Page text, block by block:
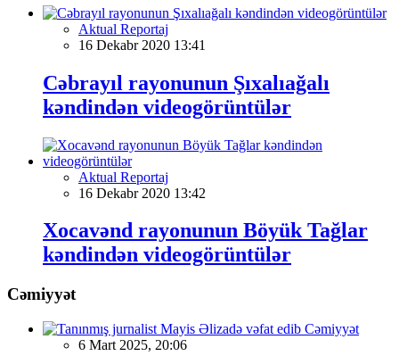
Aktual Reportaj
16 Dekabr 2020 13:41
Cəbrayıl rayonunun Şıxalıağalı
kəndindən videogörüntülər
Aktual Reportaj
16 Dekabr 2020 13:42
Xocavənd rayonunun Böyük Tağlar
kəndindən videogörüntülər
Cəmiyyət
Cəmiyyət
6 Mart 2025, 20:06